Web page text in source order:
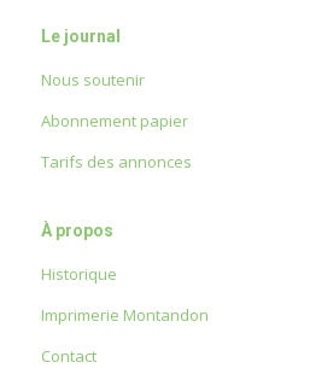
Le journal
Nous soutenir
Abonnement papier
Tarifs des annonces
À propos
Historique
Imprimerie Montandon
Contact